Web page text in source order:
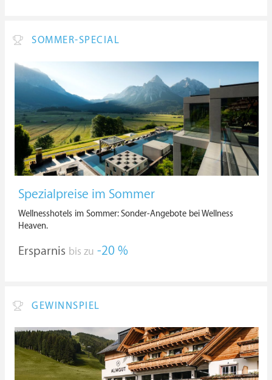
SOMMER-SPECIAL
Spezialpreise im Sommer
Wellnesshotels im Sommer: Sonder-Angebote bei Wellness
Heaven.
Ersparnis bis zu -20 %
GEWINNSPIEL